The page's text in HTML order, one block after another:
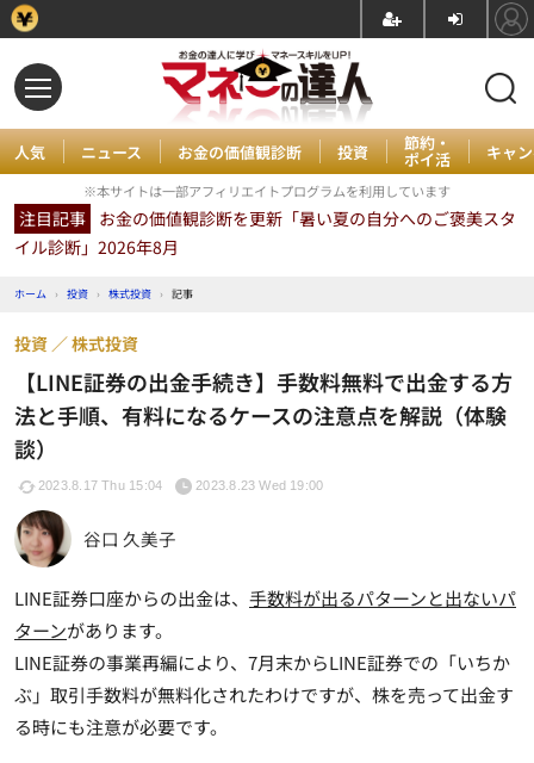
人気 ニュース お金の価値観診断 投資 節約・
ポイ活 キャ
※本サイトは一部アフィリエイトプログラムを利用しています
注目記事 お金の価値観診断を更新「暑い夏の自分へのご褒美スタ
イル診断」2026年8月
ホーム › 投資 › 株式投資 › 記事
【LINE証券の出金手続き】手数料無料で出金する方
法と手順、有料になるケースの注意点を解説（体験
談）
投資 株式投資
2023.8.17 Thu 15:04 2023.8.23 Wed 19:00
谷口 久美子
LINE証券口座からの出金は、 手数料が出るパターンと出ないパ
ターンがあります。
LINE証券の事業再編により、7月末からLINE証券での「いちか
ぶ」取引手数料が無料化されたわけですが、株を売って出金す
る時にも注意が必要です。